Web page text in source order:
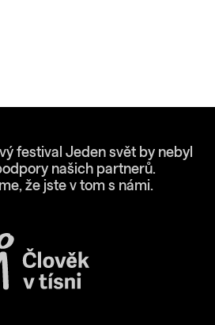
festival Jeden svět by nebyl
našich partnerů.
že jste v tom s námi.